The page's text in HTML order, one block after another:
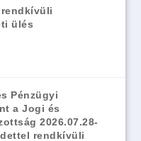
ülés
Pénzügyi
a Jogi és
2026.07.28-
rendkívüli